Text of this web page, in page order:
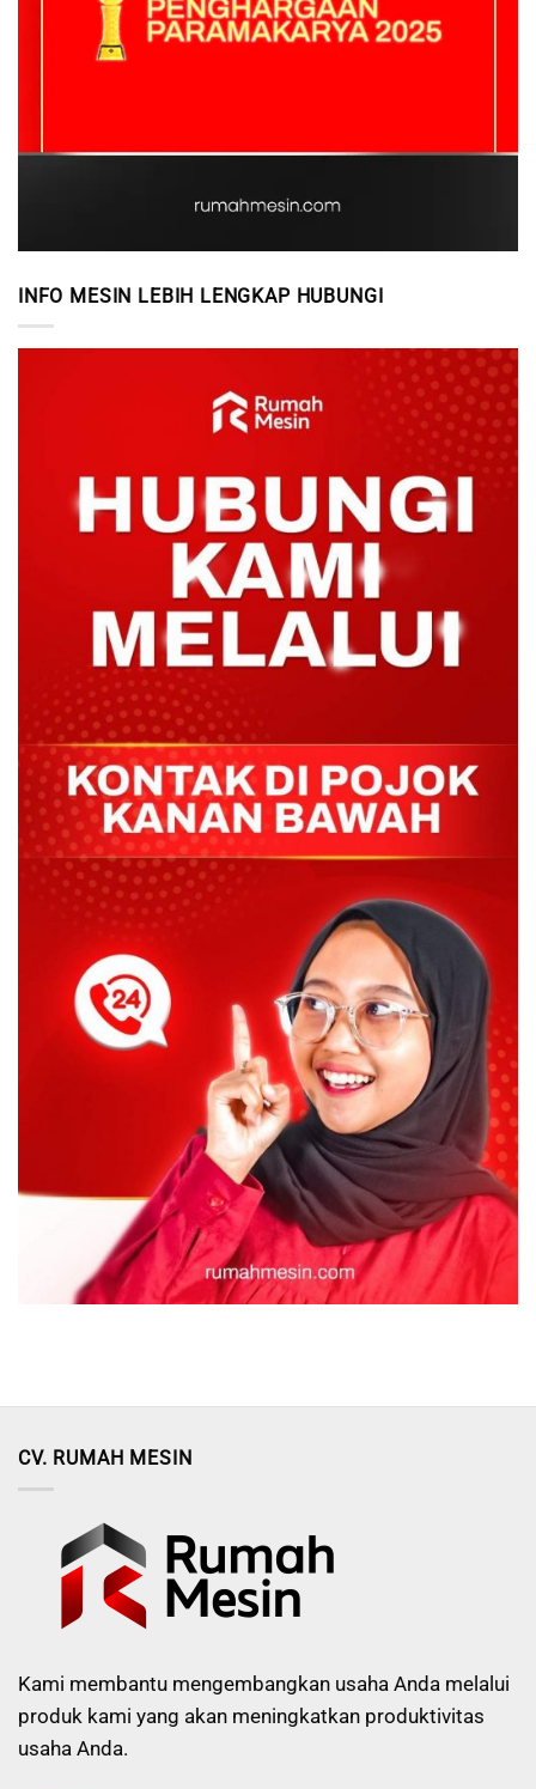
INFO MESIN LEBIH LENGKAP HUBUNGI
CV. RUMAH MESIN
Kami membantu mengembangkan usaha Anda melalui
produk kami yang akan meningkatkan produktivitas
usaha Anda.